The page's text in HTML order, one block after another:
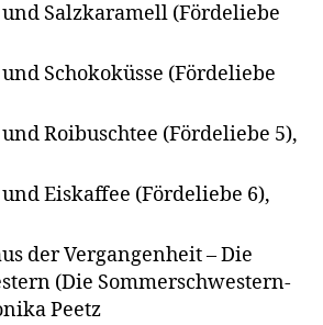
Salzkaramell (Fördeliebe
Schokoküsse (Fördeliebe
Roibuschtee (Fördeliebe 5),
Eiskaffee (Fördeliebe 6),
der Vergangenheit – Die
(Die Sommerschwestern-
Peetz